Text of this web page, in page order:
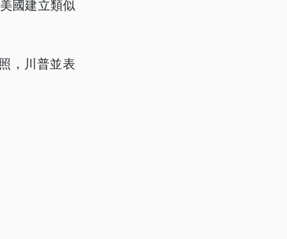
國建立類似
，川普並表